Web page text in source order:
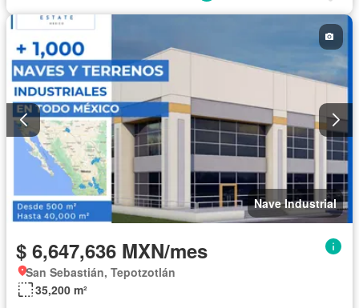
Nave Industrial
$ 6,647,636 MXN/mes
San Sebastián, Tepotzotlán
35,200 m²